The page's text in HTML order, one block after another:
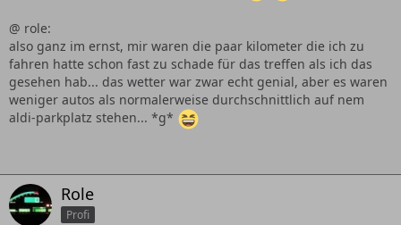
@ role:
also ganz im ernst, mir waren die paar kilometer die ich zu
fahren hatte schon fast zu schade für das treffen als ich das
gesehen hab... das wetter war zwar echt genial, aber es waren
weniger autos als normalerweise durchschnittlich auf nem
aldi-parkplatz stehen... *g*
Role
Profi